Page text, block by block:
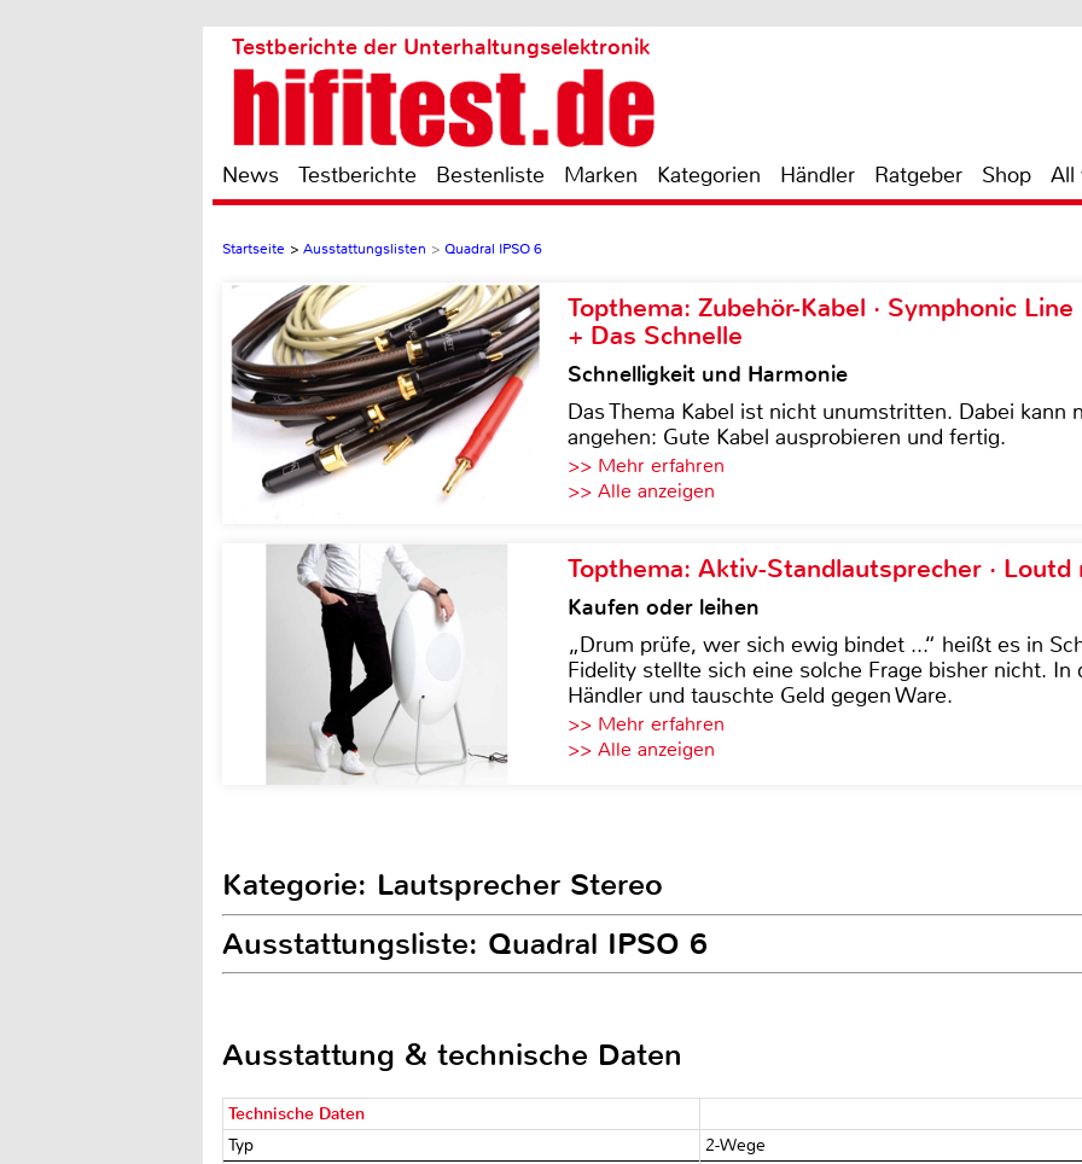
Testberichte der Unterhaltungselektronik
News Testberichte Bestenliste Marken Kategorien Händler Ratgeber Shop All
Startseite > Ausstattungslisten > Quadral IPSO 6
Topthema: Zubehör-Kabel · Symphonic
+ Das Schnelle
Schnelligkeit und Harmonie
Das Thema Kabel ist nicht unumstritten. Dabei kann
angehen: Gute Kabel ausprobieren und fertig.
>> Mehr erfahren
>> Alle anzeigen
Topthema: Aktiv-Standlautsprecher · Loutd
Kaufen oder leihen
„Drum prüfe, wer sich ewig bindet ...“ heißt es in
Fidelity stellte sich eine solche Frage bisher nicht. In
Händler und tauschte Geld gegen Ware.
>> Mehr erfahren
>> Alle anzeigen
Kategorie: Lautsprecher Stereo
Ausstattungsliste: Quadral IPSO 6
Ausstattung & technische Daten
Technische Daten
Typ
2-Wege